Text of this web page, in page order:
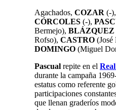
Agachados, COZAR (-),
CÓRCOLES (-),
Bermejo), BLÁZQUEZ
Rofso), CASTRO (José
DOMINGO (Miguel
Pascual repite en el
durante la campaña
estatus como referente
participaciones
que llenan graderíos